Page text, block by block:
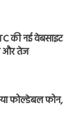
की नई वेबसाइट
और तेज
फोल्डेबल फोन,